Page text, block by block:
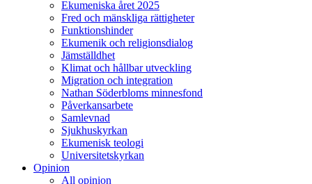
Ekumeniska året 2025
Fred och mänskliga rättigheter
Funktionshinder
Ekumenik och religionsdialog
Jämställdhet
Klimat och hållbar utveckling
Migration och integration
Nathan Söderbloms minnesfond
Påverkansarbete
Samlevnad
Sjukhuskyrkan
Ekumenisk teologi
Universitetskyrkan
Opinion
All opinion